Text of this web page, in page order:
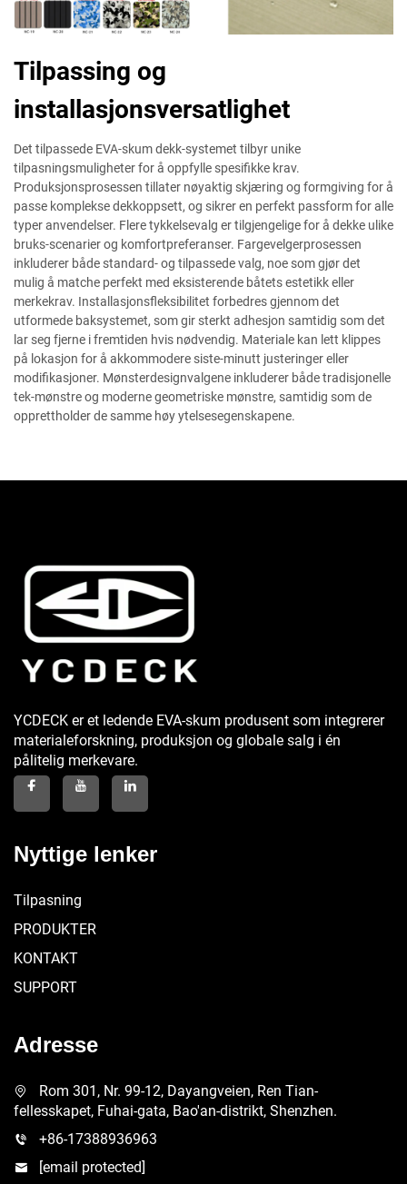
Tilpassing og
installasjonsversatlighet
Det tilpassede EVA-skum dekk-systemet tilbyr unike
tilpasningsmuligheter for å oppfylle spesifikke krav.
Produksjonsprosessen tillater nøyaktig skjæring og formgiving for å
passe komplekse dekkoppsett, og sikrer en perfekt passform for alle
typer anvendelser. Flere tykkelsevalg er tilgjengelige for å dekke ulike
bruks-scenarier og komfortpreferanser. Fargevelgerprosessen
inkluderer både standard- og tilpassede valg, noe som gjør det
mulig å matche perfekt med eksisterende båtets estetikk eller
merkekrav. Installasjonsfleksibilitet forbedres gjennom det
utformede baksystemet, som gir sterkt adhesjon samtidig som det
lar seg fjerne i fremtiden hvis nødvendig. Materiale kan lett klippes
på lokasjon for å akkommodere siste-minutt justeringer eller
modifikasjoner. Mønsterdesignvalgene inkluderer både tradisjonelle
tek-mønstre og moderne geometriske mønstre, samtidig som de
opprettholder de samme høy ytelsesegenskapene.
YCDECK er et ledende EVA-skum produsent som integrerer
materialeforskning, produksjon og globale salg i én
pålitelig merkevare.
Nyttige lenker
Tilpasning
PRODUKTER
KONTAKT
SUPPORT
Adresse
Rom 301, Nr. 99-12, Dayangveien, Ren Tian-
fellesskapet, Fuhai-gata, Bao'an-distrikt, Shenzhen.
+86-17388936963
[email protected]